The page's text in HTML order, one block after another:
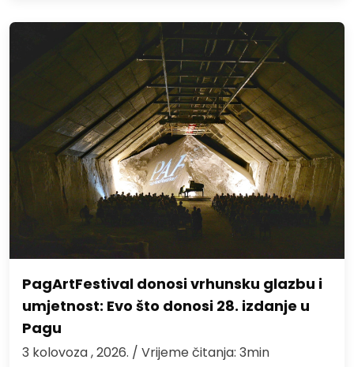
PagArtFestival donosi vrhunsku glazbu i
umjetnost: Evo što donosi 28. izdanje u
Pagu
3 kolovoza , 2026. / Vrijeme čitanja: 3min